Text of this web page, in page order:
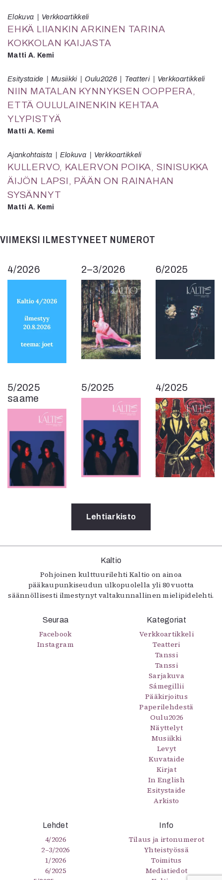
Elokuva Verkkoartikkeli
EHKÄ LIIANKIN ARKINEN TARINA
KOKKOLAN KAIJASTA
Matti A. Kemi
Esitystaide Musiikki Oulu2026 Teatteri Verkkoartikkeli
NIIN MATALAN KYNNYKSEN OOPPERA,
ETTÄ OULULAINENKIN KEHTAA
YLYPISTYÄ
Matti A. Kemi
Ajankohtaista Elokuva Verkkoartikkeli
KULLERVO, KALERVON POIKA, SINISUKKA
ÄIJÖN LAPSI, PÄÄN ON RAINAHAN
SYSÄNNYT
Matti A. Kemi
VIIMEKSI ILMESTYNEET NUMEROT
4/2026 2–3/2026 6/2025
5/2025
saame
5/2025 4/2025
Lehtiarkisto
Kaltio
Pohjoinen kulttuurilehti Kaltio on ainoa
pääkaupunkiseudun ulkopuolella yli 80 vuotta
säännöllisesti ilmestynyt valtakunnallinen mielipidelehti.
Seuraa
Facebook
Instagram
Kategoriat
Verkkoartikkeli
Teatteri
Tanssi
Tanssi
Sarjakuva
Sámegillii
Pääkirjoitus
Paperilehdestä
Oulu2026
Näyttelyt
Musiikki
Levyt
Kuvataide
Kirjat
In English
Esitystaide
Arkisto
Lehdet
4/2026
2–3/2026
1/2026
6/2025
Info
Tilaus ja irtonumerot
Yhteistyössä
Toimitus
Mediatiedot